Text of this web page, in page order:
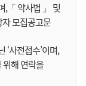
,「 약사법 」 및
자 모집공고문
‘사전접수’이며,
위해 연락을